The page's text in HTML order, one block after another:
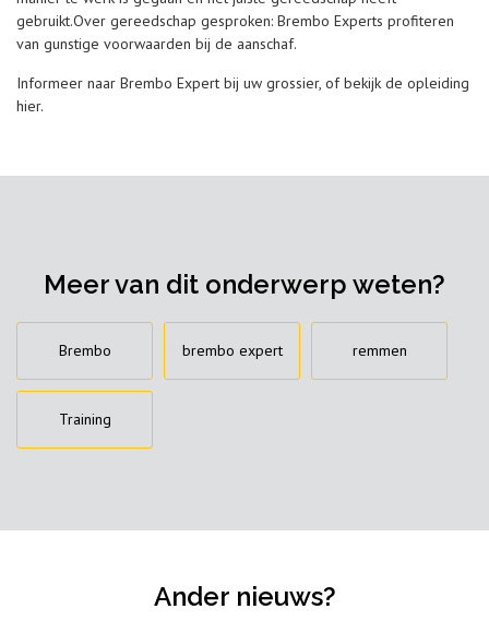
gebruikt.Over gereedschap gesproken: Brembo Experts profiteren
van gunstige voorwaarden bij de aanschaf.
Informeer naar Brembo Expert bij uw grossier, of bekijk de opleiding
hier.
Meer van dit onderwerp weten?
Brembo brembo expert remmen
Training
Ander nieuws?